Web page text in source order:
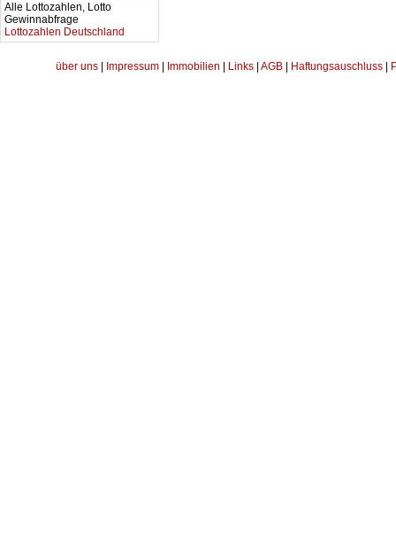
Alle Lottozahlen, Lotto
Gewinnabfrage
Lottozahlen Deutschland
über uns Impressum Immobilien Links AGB Haftungsauschluss